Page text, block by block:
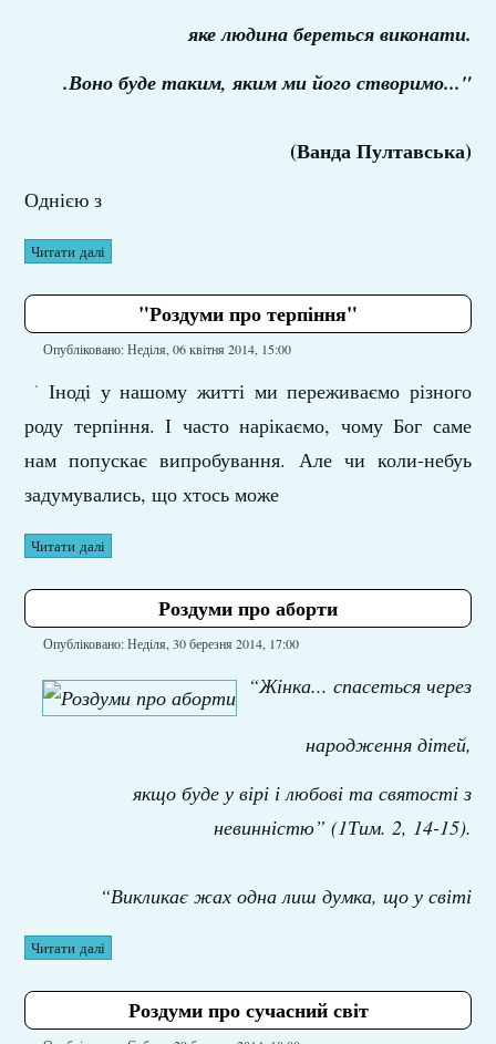
яке людина береться виконати.
.Воно буде таким, яким ми його створимо..."
(Ванда Пултавська)
Однією з
Читати далі
"Роздуми про терпіння"
Опубліковано: Неділя, 06 квітня 2014, 15:00
Іноді у нашому житті ми переживаємо різного
роду терпіння. І часто нарікаємо, чому Бог саме
нам попускає випробування. Але чи коли-небуь
задумувались, що хтось може
Читати далі
Роздуми про аборти
Опубліковано: Неділя, 30 березня 2014, 17:00
“Жінка... спасеться через
народження дітей,
якщо буде у вірі і любові та святості з
невинністю” (1Тим. 2, 14-15).
“Викликає жах одна лиш думка, що у світі
Читати далі
Роздуми про сучасний світ